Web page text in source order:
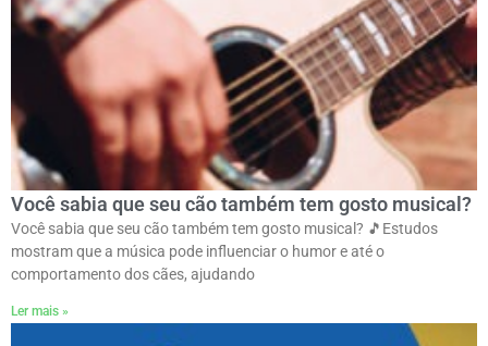
Você sabia que seu cão também tem gosto musical?
Você sabia que seu cão também tem gosto musical? 🎵ㅤEstudos
mostram que a música pode influenciar o humor e até o
comportamento dos cães, ajudando
Ler mais »